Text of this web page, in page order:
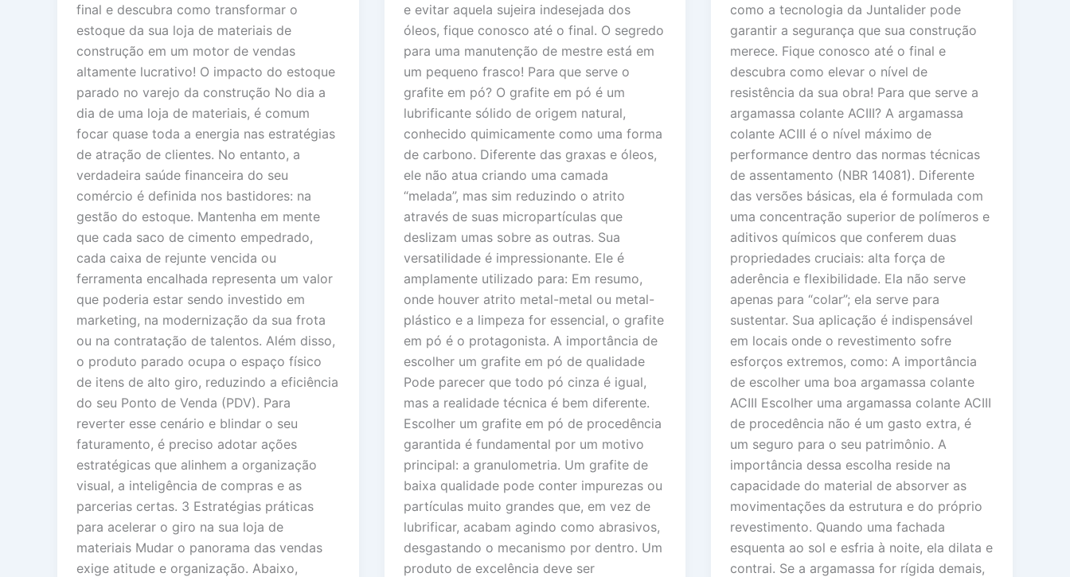
final e descubra como transformar o
estoque da sua loja de materiais de
construção em um motor de vendas
altamente lucrativo! O impacto do estoque
parado no varejo da construção No dia a
dia de uma loja de materiais, é comum
focar quase toda a energia nas estratégias
de atração de clientes. No entanto, a
verdadeira saúde financeira do seu
comércio é definida nos bastidores: na
gestão do estoque. Mantenha em mente
que cada saco de cimento empedrado,
cada caixa de rejunte vencida ou
ferramenta encalhada representa um valor
que poderia estar sendo investido em
marketing, na modernização da sua frota
ou na contratação de talentos. Além disso,
o produto parado ocupa o espaço físico
de itens de alto giro, reduzindo a eficiência
do seu Ponto de Venda (PDV). Para
reverter esse cenário e blindar o seu
faturamento, é preciso adotar ações
estratégicas que alinhem a organização
visual, a inteligência de compras e as
parcerias certas. 3 Estratégias práticas
para acelerar o giro na sua loja de
materiais Mudar o panorama das vendas
exige atitude e organização. Abaixo,
e evitar aquela sujeira indesejada dos
óleos, fique conosco até o final. O segredo
para uma manutenção de mestre está em
um pequeno frasco! Para que serve o
grafite em pó? O grafite em pó é um
lubrificante sólido de origem natural,
conhecido quimicamente como uma forma
de carbono. Diferente das graxas e óleos,
ele não atua criando uma camada
“melada”, mas sim reduzindo o atrito
através de suas micropartículas que
deslizam umas sobre as outras. Sua
versatilidade é impressionante. Ele é
amplamente utilizado para: Em resumo,
onde houver atrito metal-metal ou metal-
plástico e a limpeza for essencial, o grafite
em pó é o protagonista. A importância de
escolher um grafite em pó de qualidade
Pode parecer que todo pó cinza é igual,
mas a realidade técnica é bem diferente.
Escolher um grafite em pó de procedência
garantida é fundamental por um motivo
principal: a granulometria. Um grafite de
baixa qualidade pode conter impurezas ou
partículas muito grandes que, em vez de
lubrificar, acabam agindo como abrasivos,
desgastando o mecanismo por dentro. Um
produto de excelência deve ser
como a tecnologia da Juntalider pode
garantir a segurança que sua construção
merece. Fique conosco até o final e
descubra como elevar o nível de
resistência da sua obra! Para que serve a
argamassa colante ACIII? A argamassa
colante ACIII é o nível máximo de
performance dentro das normas técnicas
de assentamento (NBR 14081). Diferente
das versões básicas, ela é formulada com
uma concentração superior de polímeros e
aditivos químicos que conferem duas
propriedades cruciais: alta força de
aderência e flexibilidade. Ela não serve
apenas para “colar”; ela serve para
sustentar. Sua aplicação é indispensável
em locais onde o revestimento sofre
esforços extremos, como: A importância
de escolher uma boa argamassa colante
ACIII Escolher uma argamassa colante ACIII
de procedência não é um gasto extra, é
um seguro para o seu patrimônio. A
importância dessa escolha reside na
capacidade do material de absorver as
movimentações da estrutura e do próprio
revestimento. Quando uma fachada
esquenta ao sol e esfria à noite, ela dilata e
contrai. Se a argamassa for rígida demais,